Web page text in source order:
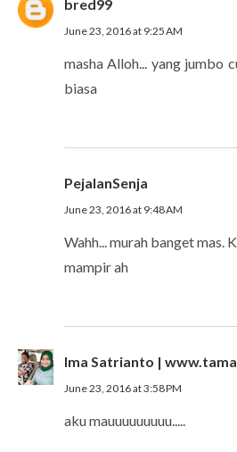
bred99
June 23, 2016 at 9:25 AM
masha Alloh... yang jumbo
biasa
PejalanSenja
June 23, 2016 at 9:48 AM
Wahh... murah banget mas.
mampir ah
Ima Satrianto |
June 23, 2016 at 3:58 PM
aku mauuuuuuuuu.....